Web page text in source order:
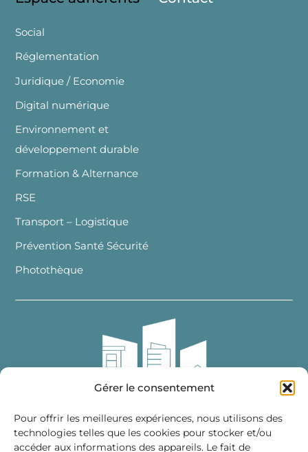
Gérer le consentement
Pour offrir les meilleures expériences, nous utilisons des
technologies telles que les cookies pour stocker et/ou
accéder aux informations des appareils. Le fait de
Social
Réglementation
Juridique / Economie
Digital numérique
Environnement et
développement durable
Formation & Alternance
RSE
Transport – Logistique
Prévention Santé Sécurité
Photothèque